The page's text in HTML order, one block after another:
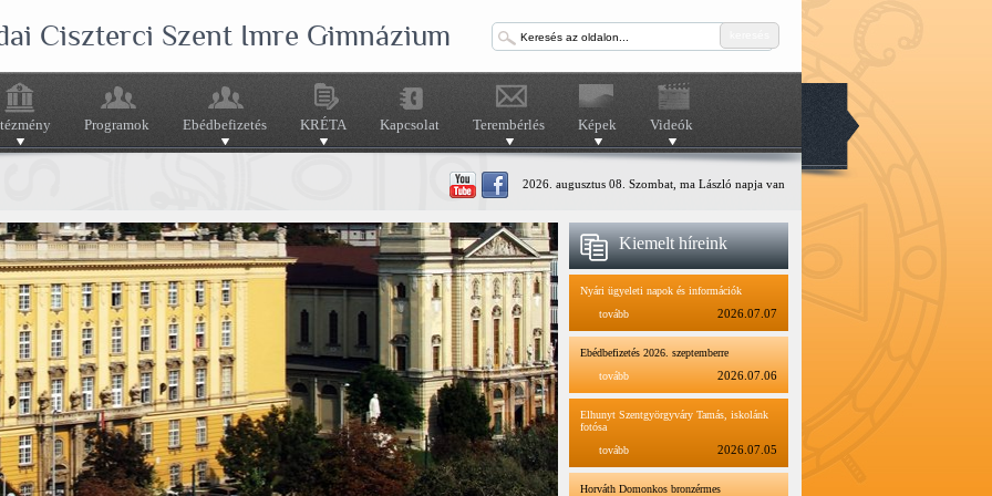
Ciszterci Szent Imre Gimnázium
Programok Ebédbefizetés KRÉTA Kapcsolat Terembérlés Képek Videók
2026. augusztus 08. Szombat, ma László napja van
Kiemelt híreink
Nyári ügyeleti napok és információk
tovább
2026.07.07
Ebédbefizetés 2026. szeptemberre
tovább
2026.07.06
Elhunyt Szentgyörgyváry Tamás, iskolánk
fotósa
tovább
2026.07.05
Horváth Domonkos bronzérmes